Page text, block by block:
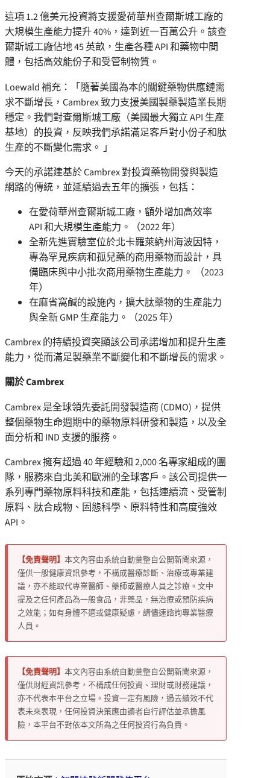
這項 1.2 億美元投資將支援愛荷華州查爾斯城工廠的
大規模生產能力提升 40%，達到近一百萬公升。該查
爾斯城工廠佔地 45 英畝，生產各種 API 和藥物中間
體，包括高效能份子和受管制物質。
Loewald 補充：「隨著美國為本的關鍵藥物供應鏈需
求不斷增長，Cambrex 致力支援美國製藥製造業長期
穩定。我們對查爾斯城工廠（美國最大獨立 API 生產
基地）的投資，反映我們承諾滿足客戶對小份子和肽
生產的不斷變化需求。 」
今天的承諾建基於 Cambrex 對投資藥物開發與製造
網路的傳統，並延續過去五年的擴張，包括：
在愛荷華州查爾斯城工廠，額外增加高效率
API 和大規模生產能力。（2022 年）
全新先進實驗室位於北卡羅萊納州海波因特，
專為罕見疾病和孤兒藥的商用藥物而設計，具
備臨床與中小批次商用藥物生產能力。 （2023
年）
在麻省窩鹹的設施內，擴大肽藥物的生產能力
與全新 GMP 生產能力。（2025 年）
Cambrex 的持續投資突顯該公司承諾增加和提升生產
能力，從而滿足製藥業不斷變化和不斷增長的需求。
關於 Cambrex
Cambrex 是全球領先委託開發製造商 (CDMO)，提供
整個藥物生命週期中的藥物原料研發和製造，以及全
面分析和 IND 支援的服務。
Cambrex 擁有超過 40 年經驗和 2,000 名專家組成的團
隊，服務來自北美和歐洲的全球客戶。該公司提供一
系列專門藥物原料科技和產能，包括連續流、受管制
原料、肽合成物、固態科學、原料特性和高度強效
API。
【免責聲明】 本文內容由系統自動彙整自公開新聞來源，
僅供一般健康資訊參考，不構成醫療診斷、治療或專業建
議，亦不能取代專業醫師、藥師或醫療人員之診療。文中
提及之任何產品為一般食品，非藥品，無治療或預防疾病
之效能；如有身體不適或健康疑慮，請儘速諮詢專業醫療
人員。
【免責聲明】 本文內容由系統自動彙整自公開新聞來源，
僅供財經資訊參考，不構成任何投資、理財或財務建議，
亦不代表本平台之立場。投資一定有風險，過去績效不代
表未來表現，任何投資決策應由讀者自行評估並承擔風
險，本平台不對依本文所為之任何投資行為負責。